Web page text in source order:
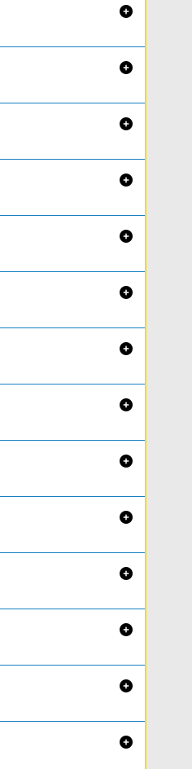

Bürozeiten.












